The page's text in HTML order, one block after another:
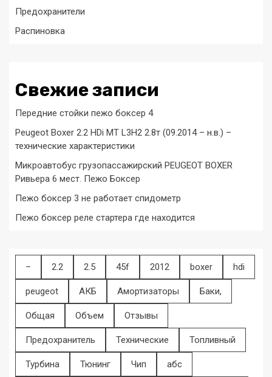
Предохранители
Распиновка
Свежие записи
Передние стойки пежо боксер 4
Peugeot Boxer 2.2 HDi MT L3H2 2.8т (09.2014 – н.в.) –
технические характеристики
Микроавтобус грузопассажирский PEUGEOT BOXER
Ривьера 6 мест. Пежо Боксер
Пежо боксер 3 не работает спидометр
Пежо боксер реле стартера где находится
– 2.2 2.5 45f 2012 boxer hdi
peugeot АКБ Амортизаторы Баки,
Общая Объем Отзывы
Предохранитель Технические Топливный
Турбина Тюнинг Чип абс